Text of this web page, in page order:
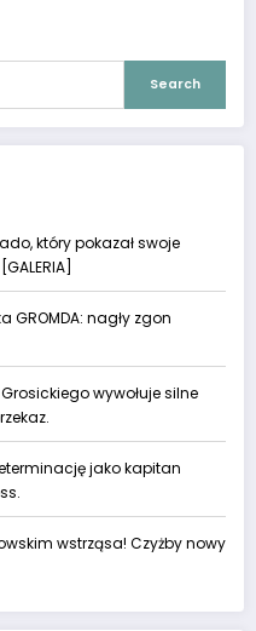
Search
który pokazał swoje
nagły zgon
wywołuje silne
jako kapitan
wstrząsa! Czyżby nowy